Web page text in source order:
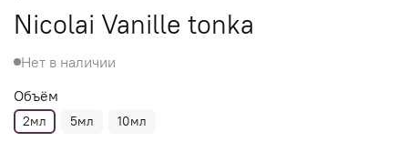
Nicolai Vanille tonka
Нет в наличии
Объём
2мл 5мл 10мл